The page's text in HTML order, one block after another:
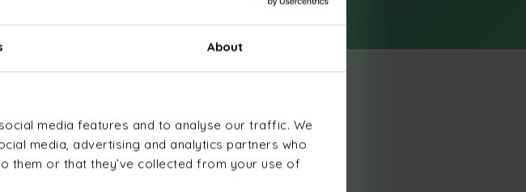
About
media features and to analyse our traffic. We
media, advertising and analytics partners who
them or that they’ve collected from your use of
und Gemeinden bei ihren
bieten End‑to‑End‑Lösungen wie